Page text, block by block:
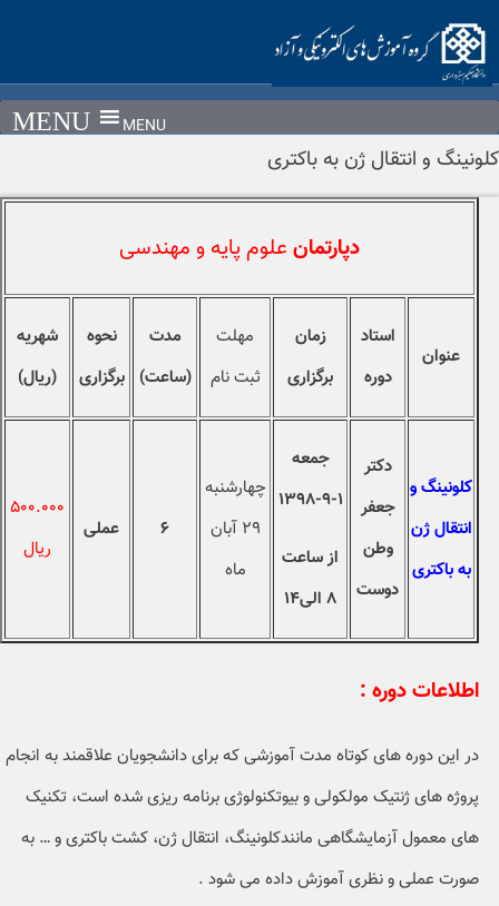
content
MENU
کلونینگ و انتقال ژن به باکتری
دپارتمان علوم پایه و مهندسی
عنوان
استاد
دوره
زمان
برگزاری
مهلت
ثبت نام
مدت
(ساعت)
نحوه
برگزاری
شهریه
(ریال)
کلونینگ و
انتقال ژن
به باکتری
دکتر
جعفر
وطن
دوست
جمعه
۱-۹-۱۳۹۸
از ساعت
۸ الی۱۴
چهارشنبه
۲۹ آبان
ماه
۶ عملی
۵۰۰.۰۰۰
ريال
اطلاعات دوره :
در این دوره های کوتاه مدت آموزشی که برای دانشجویان علاقمند به انجام
پروژه های ژنتیک مولکولی و بیوتکنولوژی برنامه ریزی شده است، تکنیک
های معمول آزمایشگاهی مانندکلونینگ، انتقال ژن، کشت باکتری و … به
صورت عملی و نظری آموزش داده می شود .